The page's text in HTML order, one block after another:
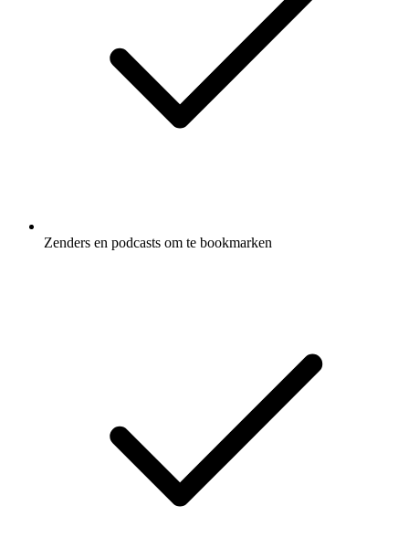
Zenders en podcasts om te bookmarken